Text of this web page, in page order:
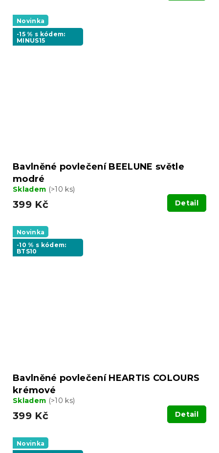
Novinka
-15 % s kódem:
MINUS15
Bavlněné povlečení BEELUNE světle
modré
Skladem (>10 ks)
399 Kč Detail
Novinka
-10 % s kódem:
BTS10
Bavlněné povlečení HEARTIS COLOURS
krémové
Skladem (>10 ks)
399 Kč Detail
Novinka